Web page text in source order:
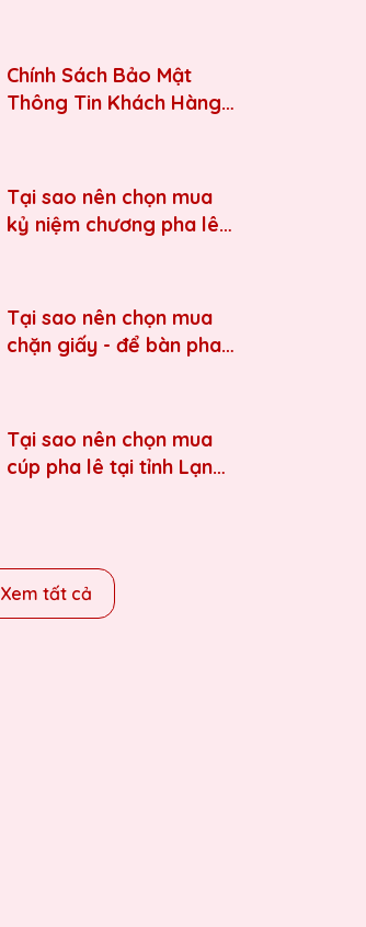
Chính Sách Bảo Mật
Thông Tin Khách Hàng
Tại sao nên chọn mua
kỷ niệm chương pha lê
Tại sao nên chọn mua
chặn giấy - để bàn pha
Tại sao nên chọn mua
cúp pha lê tại tỉnh Lạng
Xem tất cả